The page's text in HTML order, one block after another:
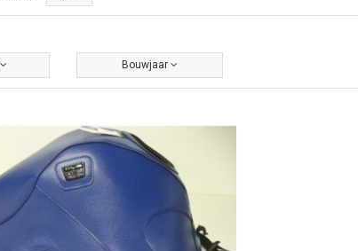
Bouwjaar